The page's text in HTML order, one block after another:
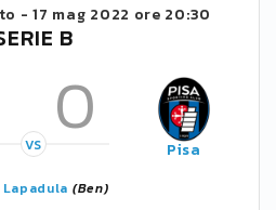
-17 mag 2022 ore 20:30
B
0
VS Pisa
Lapadula (Ben)